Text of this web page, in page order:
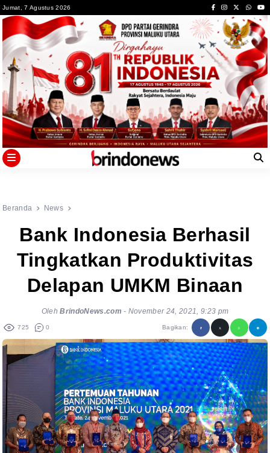
to
content
Jumat, 7 Agustus 2026
Beranda News
Bank Indonesia Berhasil
Tingkatkan Produktivitas
Delapan UMKM Binaan
OlehBrindoNews.com - November 24, 2021, 9:23 pm
725 0 Bagikan: